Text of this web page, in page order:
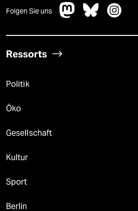
Folgen Sie uns
Ressorts
Politik
Öko
Gesellschaft
Kultur
Sport
Berlin